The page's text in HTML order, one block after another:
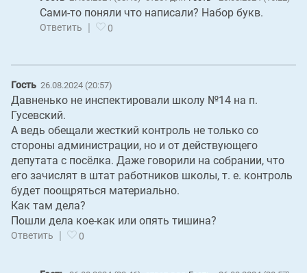
Сами-то поняли что написали? Набор букв.
Ответить | 0
Гость 26.08.2024 (20:57)
Давненько не инспектировали школу №14 на п.
Гусевский.
А ведь обещали жесткий контроль не только со
стороны администрации, но и от действующего
депутата с посёлка. Даже говорили на собрании, что
его зачислят в штат работников школы, т. е. контроль
будет поощряться материально.
Как там дела?
Пошли дела кое-как или опять тишина?
Ответить | 0